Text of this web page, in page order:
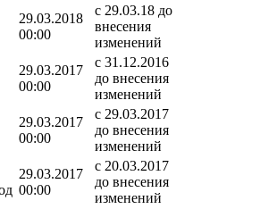
29.03.2018
00:00
c 29.03.18 до
внесения
изменений
29.03.2017
00:00
с 31.12.2016
до внесения
изменений
29.03.2017
00:00
c 29.03.2017
до внесения
изменений
29.03.2017
00:00
с 20.03.2017
до внесения
изменений